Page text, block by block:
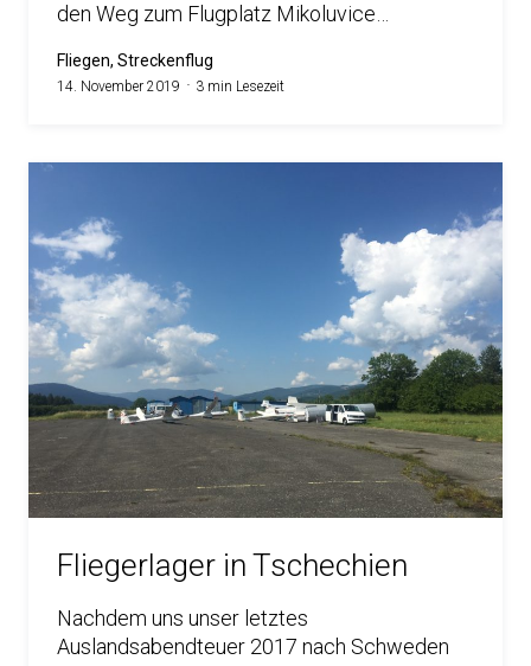
den Weg zum Flugplatz Mikoluvice…
Fliegen, Streckenflug
14. November 2019 3 min Lesezeit
Fliegerlager in Tschechien
Nachdem uns unser letztes
Auslandsabendteuer 2017 nach Schweden